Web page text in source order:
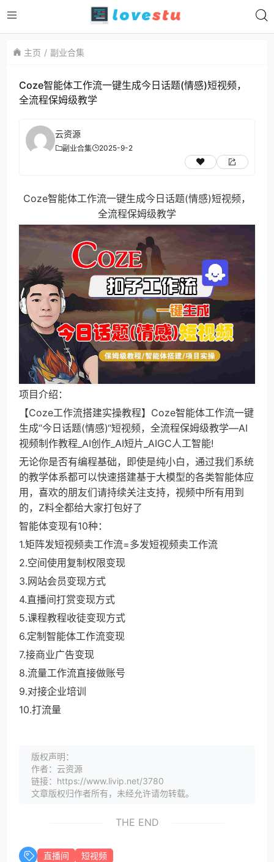
主页 副业合集
Coze智能体工作流一键生成今日话题(情感)短视频，
全流程保姆级教学
云资源
副业合集 2025-9-2
Coze智能体工作流一键生成今日话题(情感)短视频，
全流程保姆级教学
项目介绍：
【Coze工作流搭建实操教程】Coze智能体工作流一键
生成“今日话题(情感)“短视频，全流程保姆级教学—AI
视频制作教程_AI创作_AI短片_AIGC人工智能!
无论你是否有编程基础，即使是纯小白，通过我们系统
的教学体系都可以快速搭建基于大模型的各类智能体应
用，喜欢的朋友们请持续关注支持，视频中所有用到
的，Z料全都给大家打包好了
智能体变现有10种：
1.矩阵发短视频卖工作流=多发短视频卖工作流
2.空间使用复制权限变现
3.网站会员变现方式
4.直播间打赏变现方式
5.课程教程收徒变现方式
6.定制智能体工作流变现
7.接商业广告变现
8.流量工作流直接做账号
9.对接企业培训
10.打流量
版权声明：
作者：云资源
链接：https://www.livip.net/3780
文章版权归作者所有，未经允许请勿转载。
THE END
直播间 短视频